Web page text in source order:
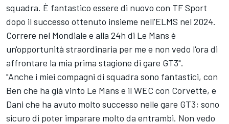
squadra. È fantastico essere di nuovo con TF Sport
dopo il successo ottenuto insieme nell'ELMS nel 2024.
Correre nel Mondiale e alla 24h di Le Mans è
un'opportunità straordinaria per me e non vedo l'ora di
affrontare la mia prima stagione di gare GT3".
"Anche i miei compagni di squadra sono fantastici, con
Ben che ha già vinto Le Mans e il WEC con Corvette, e
Dani che ha avuto molto successo nelle gare GT3; sono
sicuro di poter imparare molto da entrambi. Non vedo